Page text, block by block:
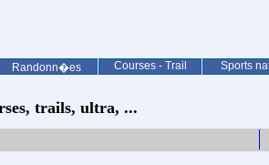
Randonn�es Courses - Trail Sports
trails, ultra, ...